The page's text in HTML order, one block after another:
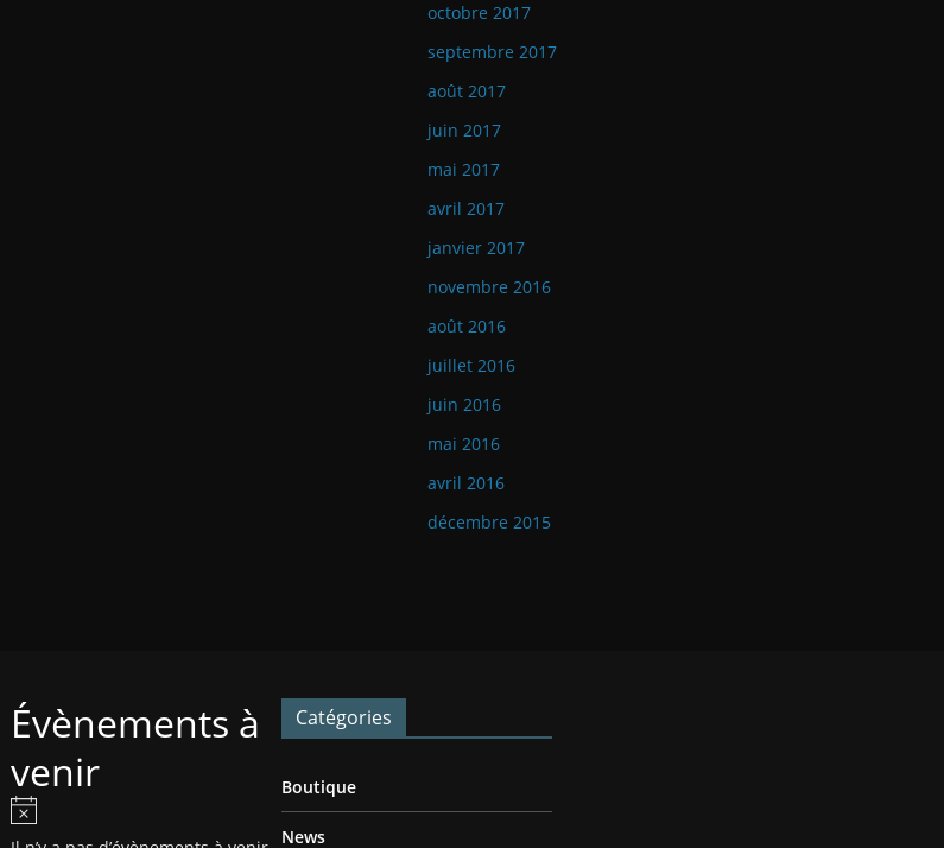
octobre 2017
septembre 2017
août 2017
juin 2017
mai 2017
avril 2017
janvier 2017
novembre 2016
août 2016
juillet 2016
juin 2016
mai 2016
avril 2016
décembre 2015
Évènements à
venir
o
Catégories
Boutique
News